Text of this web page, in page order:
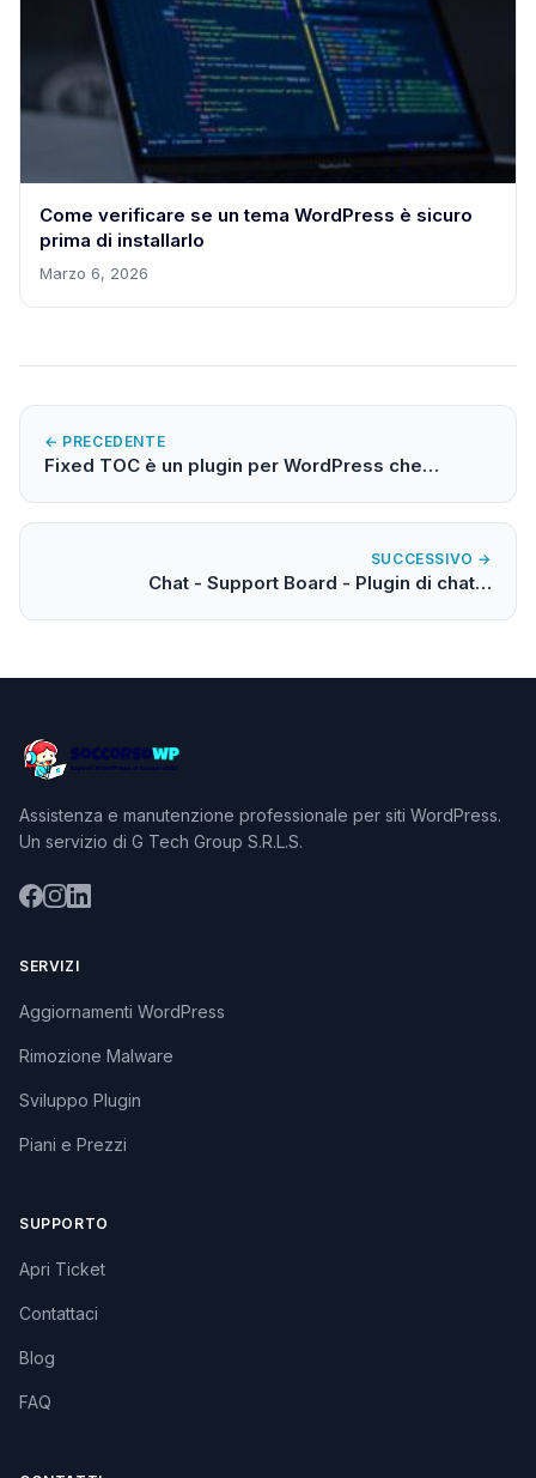
Come verificare se un tema WordPress è sicuro
prima di installarlo
Marzo 6, 2026
← PRECEDENTE
Fixed TOC è un plugin per WordPress che…
SUCCESSIVO →
Chat - Support Board - Plugin di chat…
Assistenza e manutenzione professionale per siti WordPress.
Un servizio di G Tech Group S.R.L.S.
SERVIZI
Aggiornamenti WordPress
Rimozione Malware
Sviluppo Plugin
Piani e Prezzi
SUPPORTO
Apri Ticket
Contattaci
Blog
FAQ